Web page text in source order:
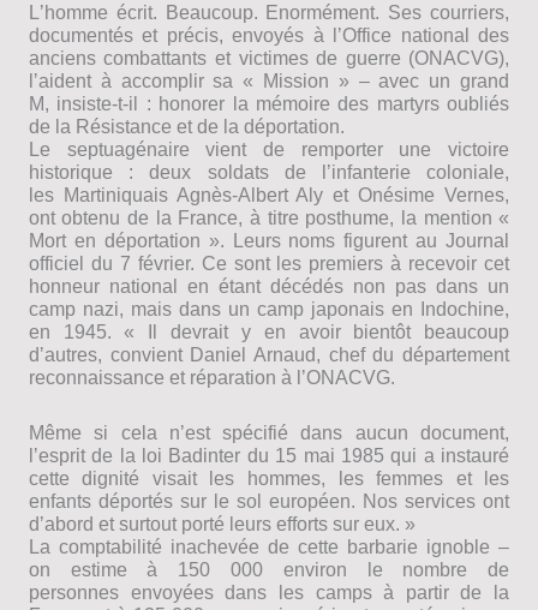
Lʼhomme écrit. Beaucoup. Enormément. Ses courriers,
documentés et précis, envoyés à lʼOffice national des
anciens combattants et victimes de guerre (ONACVG),
lʼaident à accomplir sa « Mission » – avec un grand
M, insiste-t-il : honorer la mémoire des martyrs oubliés
de la Résistance et de la déportation.
Le septuagénaire vient de remporter une victoire
historique : deux soldats de lʼinfanterie coloniale,
les Martiniquais Agnès-Albert Aly et Onésime Vernes,
ont obtenu de la France, à titre posthume, la mention «
Mort en déportation ». Leurs noms figurent au Journal
officiel du 7 février. Ce sont les premiers à recevoir cet
honneur national en étant décédés non pas dans un
camp nazi, mais dans un camp japonais en Indochine,
en 1945. « Il devrait y en avoir bientôt beaucoup
dʼautres, convient Daniel Arnaud, chef du département
reconnaissance et réparation à lʼONACVG.
Même si cela nʼest spécifié dans aucun document,
lʼesprit de la loi Badinter du 15 mai 1985 qui a instauré
cette dignité visait les hommes, les femmes et les
enfants déportés sur le sol européen. Nos services ont
dʼabord et surtout porté leurs efforts sur eux. »
La comptabilité inachevée de cette barbarie ignoble –
on estime à 150 000 environ le nombre de
personnes envoyées dans les camps à partir de la